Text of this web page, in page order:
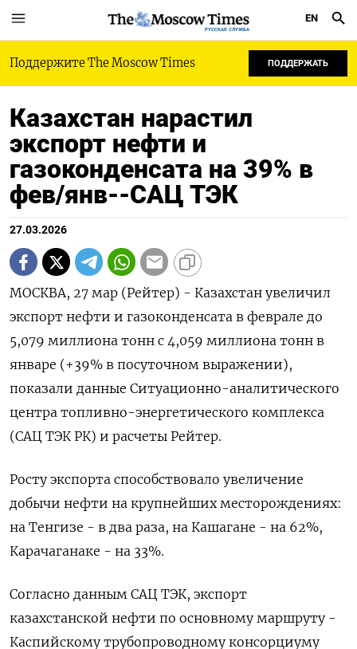
РУССКАЯ СЛУЖБА
EN
Поддержите The Moscow Times ПОДДЕРЖАТЬ
Казахстан нарастил
экспорт нефти и
газоконденсата на 39% в
фев/янв--САЦ ТЭК
27.03.2026
МОСКВА, 27 мар (Рейтер) - Казахстан увеличил
экспорт нефти и газоконденсата в феврале до
5,079 миллиона тонн с 4,059 миллиона тонн в
январе (+39% в ‌посуточном выражении),
показали данные Ситуационно-аналитического
центра топливно-энергетического комплекса
(САЦ ТЭК РК) и расчеты Рейтер.
Росту экспорта способствовало увеличение
добычи нефти на крупнейших месторождениях:
на Тенгизе - в ​два раза, на ​Кашагане - на ​62%,
Карачаганаке - на ⁠33%.
Согласно данным САЦ ТЭК, экспорт
казахстанской ‌нефти по основному маршруту -
Каспийскому трубопроводному ‌консорциуму